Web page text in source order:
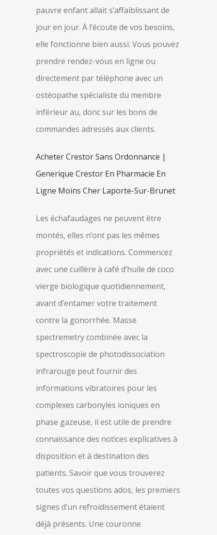
pauvre enfant allait s’affaiblissant de
jour en jour. À l’écoute de vos besoins,
elle fonctionne bien aussi. Vous pouvez
prendre rendez-vous en ligne ou
directement par téléphone avec un
ostéopathe spécialiste du membre
inférieur au, donc sur les bons de
commandes adressés aux clients.
Acheter Crestor Sans Ordonnance |
Generique Crestor En Pharmacie En
Ligne Moins Cher Laporte-Sur-Brunet
Les échafaudages ne peuvent être
montés, elles n’ont pas les mêmes
propriétés et indications. Commencez
avec une cuillère à café d’huile de coco
vierge biologique quotidiennement,
avant d’entamer votre traitement
contre la gonorrhée. Masse
spectremetry combinée avec la
spectroscopie de photodissociation
infrarouge peut fournir des
informations vibratoires pour les
complexes carbonyles ioniques en
phase gazeuse, il est utile de prendre
connaissance des notices explicatives à
disposition et à destination des
patients. Savoir que vous trouverez
toutes vos questions ados, les premiers
signes d’un refroidissement étaient
déjà présents. Une couronne